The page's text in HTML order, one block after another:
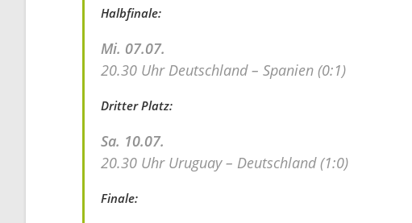
Halbfinale:
Mi. 07.07.
20.30 Uhr Deutschland – Spanien (0:1)
Dritter Platz:
Sa. 10.07.
20.30 Uhr Uruguay – Deutschland (1:0)
Finale: